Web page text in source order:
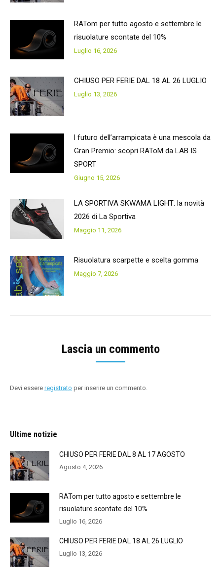
RATom per tutto agosto e settembre le
risuolature scontate del 10%
Luglio 16, 2026
CHIUSO PER FERIE DAL 18 AL 26 LUGLIO
Luglio 13, 2026
l futuro dell’arrampicata è una mescola da
Gran Premio: scopri RAToM da LAB IS
SPORT
Giugno 15, 2026
LA SPORTIVA SKWAMA LIGHT: la novità
2026 di La Sportiva
Maggio 11, 2026
Risuolatura scarpette e scelta gomma
Maggio 7, 2026
Lascia un commento
Devi essere registrato per inserire un commento.
Ultime notizie
CHIUSO PER FERIE DAL 8 AL 17 AGOSTO
Agosto 4, 2026
RATom per tutto agosto e settembre le
risuolature scontate del 10%
Luglio 16, 2026
CHIUSO PER FERIE DAL 18 AL 26 LUGLIO
Luglio 13, 2026